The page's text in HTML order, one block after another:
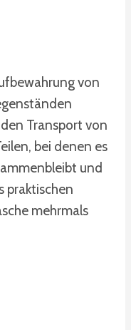
von
Transport von
bei denen es
und
praktischen
mehrmals